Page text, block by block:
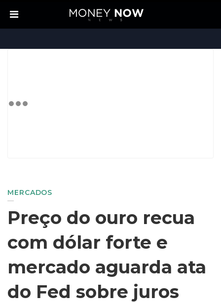
MERCADOS
Preço do ouro recua
com dólar forte e
mercado aguarda ata
do Fed sobre juros